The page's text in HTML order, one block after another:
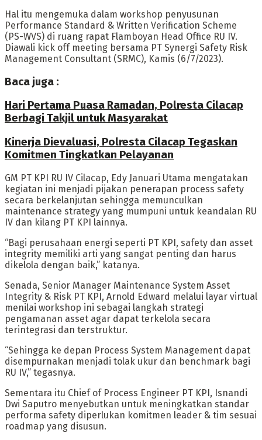
Hal itu mengemuka dalam workshop penyusunan
Performance Standard & Written Verification Scheme
(PS-WVS) di ruang rapat Flamboyan Head Office RU IV.
Diawali kick off meeting bersama PT Synergi Safety Risk
Management Consultant (SRMC), Kamis (6/7/2023).
Baca juga :
Hari Pertama Puasa Ramadan, Polresta Cilacap
Berbagi Takjil untuk Masyarakat
Kinerja Dievaluasi, Polresta Cilacap Tegaskan
Komitmen Tingkatkan Pelayanan
GM PT KPI RU IV Cilacap, Edy Januari Utama mengatakan
kegiatan ini menjadi pijakan penerapan process safety
secara berkelanjutan sehingga memunculkan
maintenance strategy yang mumpuni untuk keandalan RU
IV dan kilang PT KPI lainnya.
“Bagi perusahaan energi seperti PT KPI, safety dan asset
integrity memiliki arti yang sangat penting dan harus
dikelola dengan baik,” katanya.
Senada, Senior Manager Maintenance System Asset
Integrity & Risk PT KPI, Arnold Edward melalui layar virtual
menilai workshop ini sebagai langkah strategi
pengamanan asset agar dapat terkelola secara
terintegrasi dan terstruktur.
“Sehingga ke depan Process System Management dapat
disempurnakan menjadi tolak ukur dan benchmark bagi
RU IV,” tegasnya.
Sementara itu Chief of Process Engineer PT KPI, Isnandi
Dwi Saputro menyebutkan untuk meningkatkan standar
performa safety diperlukan komitmen leader & tim sesuai
roadmap yang disusun.